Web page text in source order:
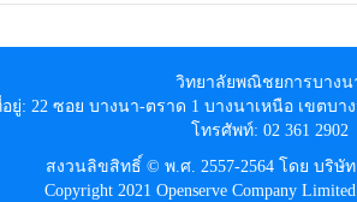
วิทยาลัยพณิชยการบางน
ยู่: 22 ซอย บางนา-ตราด 1 บางนาเหนือ เขตบา
โทรศัพท์: 02 361 2902
สงวนลิขสิทธิ์ © พ.ศ. 2557-2564 โดย บริษั
Copyright 2021 Openserve Company